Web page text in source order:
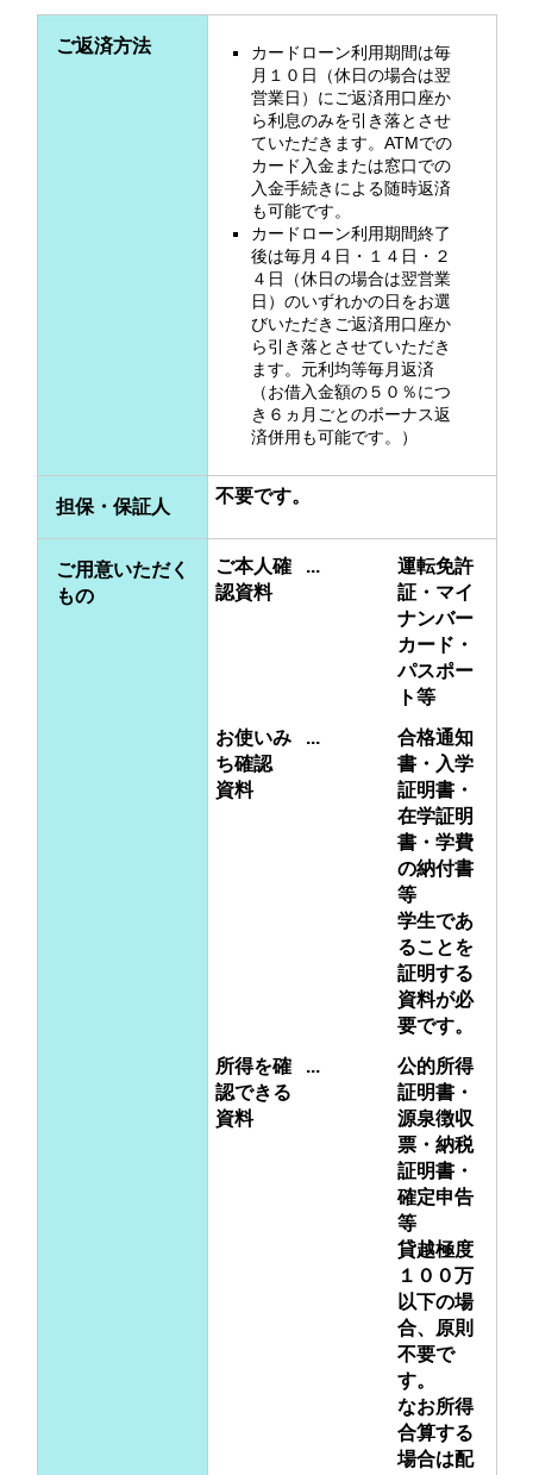
ご返済方法
カードローン利用期間は毎
月１０日（休日の場合は翌
営業日）にご返済用口座か
ら利息のみを引き落とさせ
ていただきます。ATMでの
カード入金または窓口での
入金手続きによる随時返済
も可能です。
カードローン利用期間終了
後は毎月４日・１４日・２
４日（休日の場合は翌営業
日）のいずれかの日をお選
びいただきご返済用口座か
ら引き落とさせていただき
ます。元利均等毎月返済
（お借入金額の５０％につ
き６ヵ月ごとのボーナス返
済併用も可能です。）
担保・保証人
不要です。
ご用意いただく
もの
ご本人確
認資料
...
運転免許
証・マイ
ナンバー
カード・
パスポー
ト等
お使いみ
ち確認
資料
...
合格通知
書・入学
証明書・
在学証明
書・学費
の納付書
等
学生であ
ることを
証明する
資料が必
要です。
所得を確
認できる
資料
...
公的所得
証明書・
源泉徴収
票・納税
証明書・
確定申告
等
貸越極度
１００万
以下の場
合、原則
不要で
す。
なお所得
合算する
場合は配